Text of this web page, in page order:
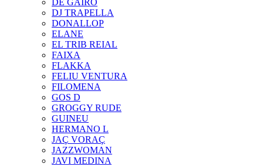
DE GAIRÓ
DJ TRAPELLA
DONALLOP
ELANE
EL TRIB REIAL
FAIXA
FLAKKA
FELIU VENTURA
FILOMENA
GOS D
GROGGY RUDE
GUINEU
HERMANO L
JAÇ VORAÇ
JAZZWOMAN
JAVI MEDINA